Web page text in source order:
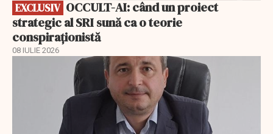
EXCLUSIV
strategic al SRI sună ca o teorie
conspiraționistă
08 IULIE 2026